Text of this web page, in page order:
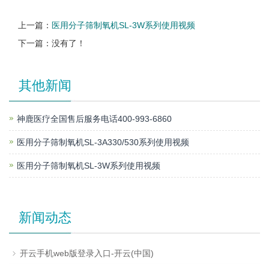
上一篇： 医用分子筛制氧机SL-3W系列使用视频
下一篇：没有了！
其他新闻
神鹿医疗全国售后服务电话400-993-6860
医用分子筛制氧机SL-3A330/530系列使用视频
医用分子筛制氧机SL-3W系列使用视频
新闻动态
开云手机web版登录入口-开云(中国)